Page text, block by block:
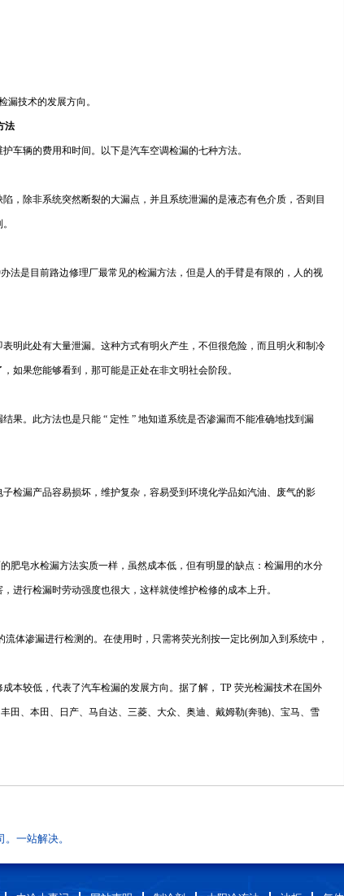
技术的发展方向。
法
车辆的费用和时间。以下是汽车空调检漏的七种方法。
，除非系统突然断裂的大漏点，并且系统泄漏的是液态有色介质，否则目
法是目前路边修理厂最常见的检漏方法，但是人的手臂是有限的，人的视
明此处有大量泄漏。这种方式有明火产生，不但很危险，而且明火和制冷
如果您能够看到，那可能是正处在非文明社会阶段。
果。此方法也是只能 “ 定性 ” 地知道系统是否渗漏而不能准确地找到漏
检漏产品容易损坏，维护复杂，容易受到环境化学品如汽油、废气的影
肥皂水检漏方法实质一样，虽然成本低，但有明显的缺点：检漏用的水分
进行检漏时劳动强度也很大，这样就使维护检修的成本上升。
体渗漏进行检测的。在使用时，只需将荧光剂按一定比例加入到系统中，
本较低，代表了汽车检漏的发展方向。据了解， TP 荧光检漏技术在国外
田、本田、日产、马自达、三菱、大众、奥迪、戴姆勒(奔驰)、宝马、雪
一站解决。